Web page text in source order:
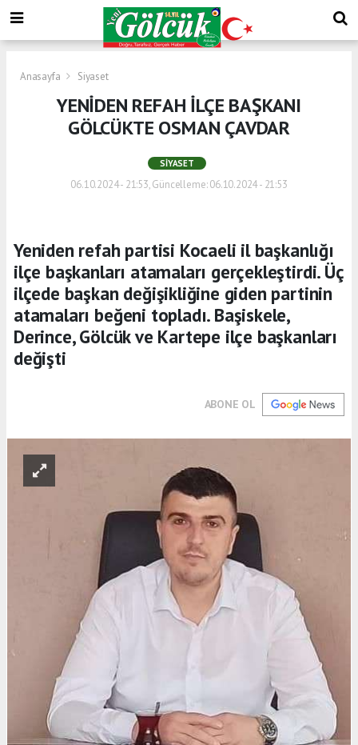
Anasayfa Siyaset
YENİDEN REFAH İLÇE BAŞKANI
GÖLCÜKTE OSMAN ÇAVDAR
SIYASET
06.10.2024 - 21:53, Güncelleme: 06.10.2024 - 21:53
Yeniden refah partisi Kocaeli il başkanlığı
ilçe başkanları atamaları gerçekleştirdi. Üç
ilçede başkan değişikliğine giden partinin
atamaları beğeni topladı. Başiskele,
Derince, Gölcük ve Kartepe ilçe başkanları
değişti
ABONE OL